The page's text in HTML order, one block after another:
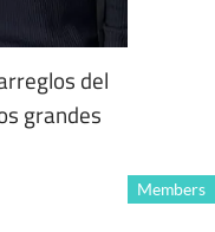
del
grandes
Members